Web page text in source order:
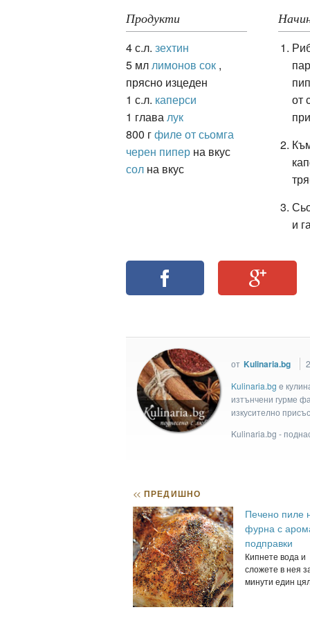
Продукти
4 с.л. зехтин
5 мллимонов сок ,
прясно изцеден
1 с.л. каперси
1 главалук
800 гфиле от сьомга
черен пипер на вкус
сол на вкус
от
и
от Kulinaria.bg
Kulinaria.bg e
изтънчени гурме
изкусително
Kulinaria.bg -
<< ПРЕДИШНО
Печено пиле
фурна с
подправки
Кипнете вода и
сложете в нея
минути един